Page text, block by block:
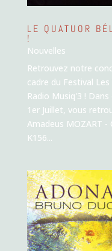
LE QUATUOR
!
Nouvelles
Retrouvez notre
cadre du Festival
Radio Musiq'3 !
1er Juillet, vous
Amadeus MOZART
K156...